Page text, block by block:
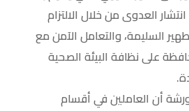
العدوى من خلال الالتزام
السليمة، والتعامل الآمن مع
على نظافة البيئة الصحية
أن العاملين في أقسام